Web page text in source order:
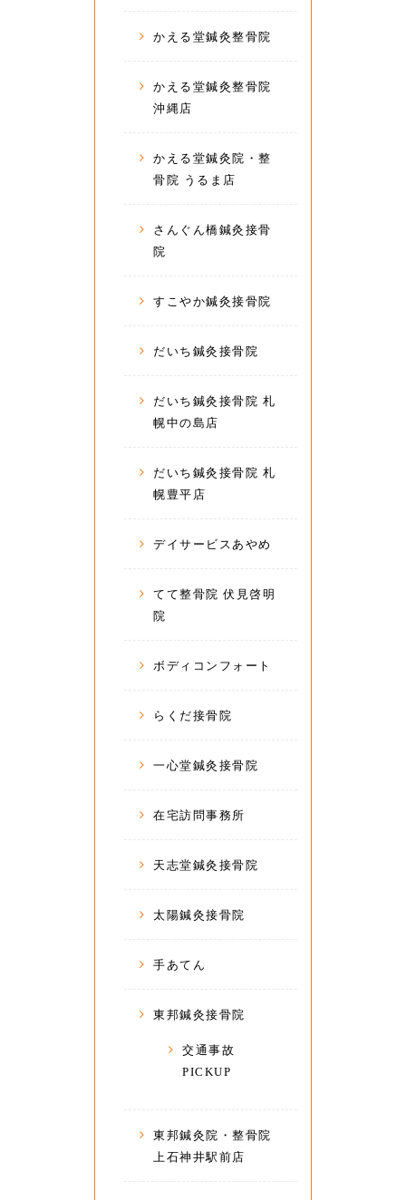
かえる堂鍼灸整骨院
かえる堂鍼灸整骨院
沖縄店
かえる堂鍼灸院・整
骨院 うるま店
さんぐん橋鍼灸接骨
院
すこやか鍼灸接骨院
だいち鍼灸接骨院
だいち鍼灸接骨院 札
幌中の島店
だいち鍼灸接骨院 札
幌豊平店
デイサービスあやめ
てて整骨院 伏見啓明
院
ボディコンフォート
らくだ接骨院
一心堂鍼灸接骨院
在宅訪問事務所
天志堂鍼灸接骨院
太陽鍼灸接骨院
手あてん
東邦鍼灸接骨院
交通事故
PICKUP
東邦鍼灸院・整骨院
上石神井駅前店